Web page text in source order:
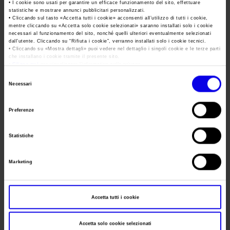
• I cookie sono usati per garantire un efficace funzionamento del sito, effettuare
statistiche e mostrare annunci pubblicitari personalizzati.
• Cliccando sul tasto «Accetta tutti i cookie» acconsenti all’utilizzo di tutti i cookie,
mentre cliccando su «Accetta solo cookie selezionati» saranno installati solo i cookie
necessari al funzionamento del sito, nonché quelli ulteriori eventualmente selezionati
dall’utente. Cliccando su “ Rifiuta i cookie”, verranno installati solo i cookie tecnici.
• Cliccando su «Mostra dettagli» puoi vedere nel dettaglio i singoli cookie e le terze parti
che installano i cookie tramite il presente sito.
Necessari
Preferenze
Statistiche
Marketing
Accetta tutti i cookie
Accetta solo cookie selezionati
Numeri della fiera
Carta dei Valori
Parità di genere
Codice Etico
Bilanci Societari
Accredito Stampa Marmomac 2026
Servizi in quartiere per la stampa
Contatti Ufficio Stampa
Lavora con noi
Contatti
Frequenza
Annual
Website
https://www.vinitaly.com/
E-mail
china@veronafiere.it
Segreteria
Telefono